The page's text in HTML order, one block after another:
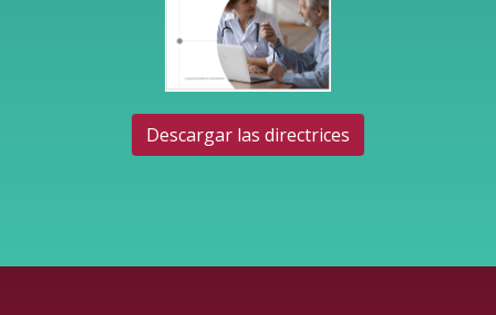
Descargar las directrices